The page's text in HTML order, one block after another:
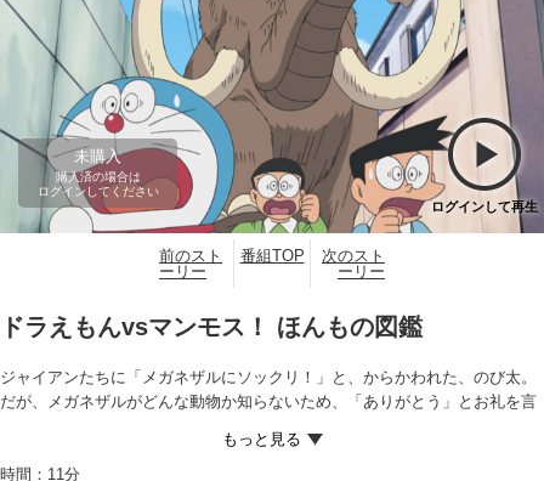
未購入
購入済の場合は
ログインしてください
ログインして再生
前のスト
ーリー
番組TOP
次のスト
ーリー
ドラえもんvsマンモス！ ほんもの図鑑
ジャイアンたちに「メガネザルにソックリ！」と、からかわれた、のび太。
だが、メガネザルがどんな動物か知らないため、「ありがとう」とお礼を言
だす。名前のとおり、中からほんものが飛びだす未来の図鑑で、目の前に出
現したメガネザルに、のび太はビックリ！ だがその後、ジャイアンたちにほ
時間： 11分